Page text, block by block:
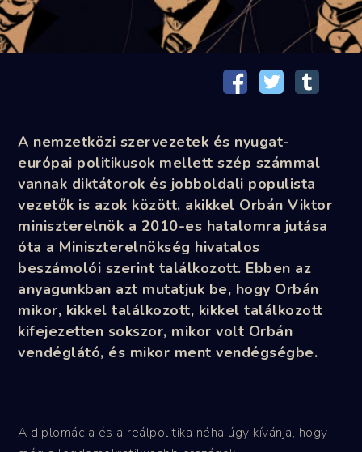
A nemzetközi szervezetek és nyugat-
európai politikusok mellett szép számmal
vannak diktátorok és jobboldali populista
vezetők is azok között, akikkel Orbán Viktor
miniszterelnök a 2010-es hatalomra jutása
óta a Miniszterelnökség hivatalos
beszámolói szerint találkozott. Ebben az
anyagunkban azt mutatjuk be, hogy Orbán
mikor, kikkel találkozott, kikkel találkozott
kifejezetten sokszor, mikor volt Orbán
vendéglátó, és mikor ment vendégségbe.
A diplomácia és a reálpolitika néha úgy kívánja, hogy